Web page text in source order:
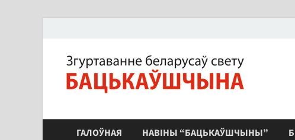
ЗБС "Бацькаўшчына"
ГАЛОЎНАЯ НАВІНЫ “БАЦЬКАЎШЧЫНЫ”